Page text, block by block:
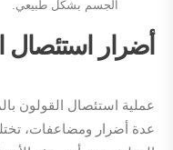
الجسم بشكل طبيعي.
أضرار استئصال
عملية استئصال القولون
عدة أضرار ومضاعفات،